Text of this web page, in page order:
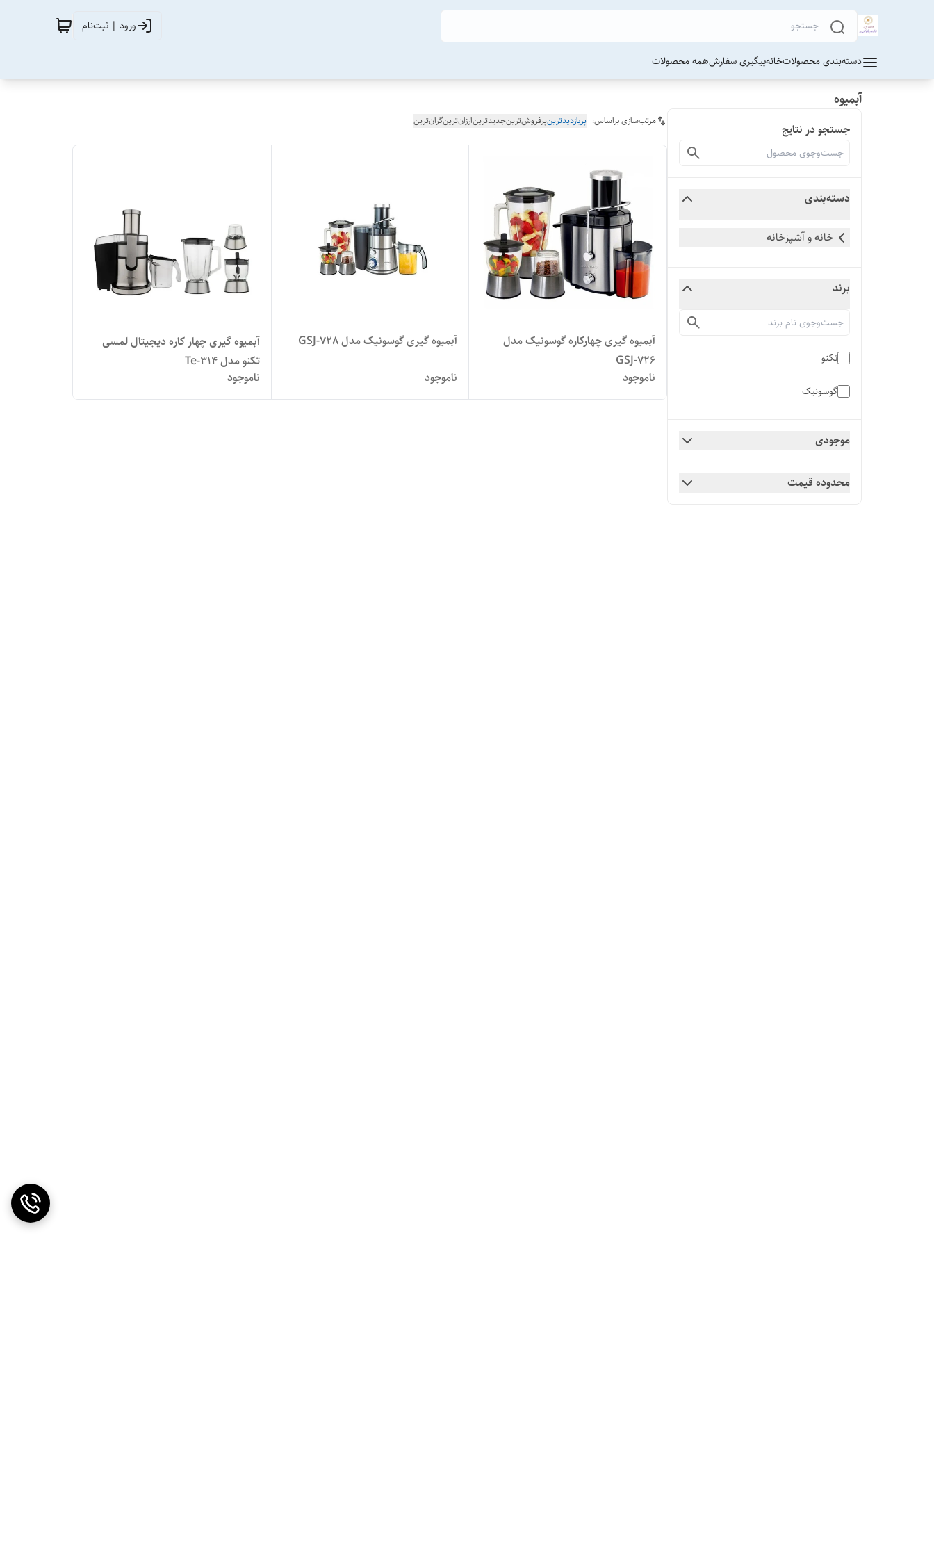
ورود | ثبت‌نام
دسته‌بندی محصولاتخانهپیگیری سفارشهمه محصولات
آبمیوه
جستجو در نتایج
دسته‌بندی
خانه و آشپزخانه
برند
تکنو
گوسونیک
موجودی
محدوده قیمت
مرتب‌سازی براساس: پربازدیدترینپرفروش‌ترینجدیدترینارزان‌ترینگران‌ترین
آبمیوه گیری چهارکاره گوسونیک مدل
GSJ-726
ناموجود
آبمیوه گیری گوسونیک مدل GSJ-728
ناموجود
آبمیوه گیری چهار کاره دیجیتال لمسی
تکنو مدل Te-314
ناموجود